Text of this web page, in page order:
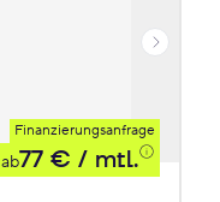
Finanzierungsanfrage
ab77 € / mtl.